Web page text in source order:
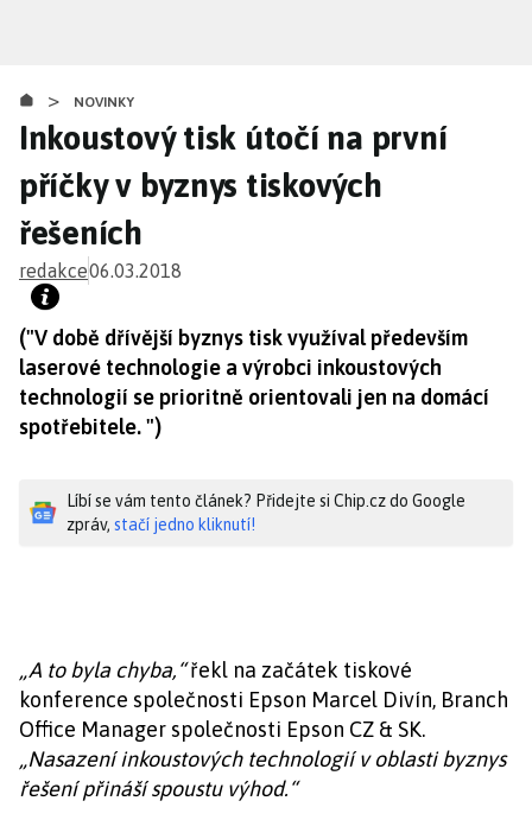
obsahu
> NOVINKY
Inkoustový tisk útočí na první
příčky v byznys tiskových
řešeních
redakce06.03.2018
("V době dřívější byznys tisk využíval především
laserové technologie a výrobci inkoustových
technologií se prioritně orientovali jen na domácí
spotřebitele. ")
Líbí se vám tento článek? Přidejte si Chip.cz do Google
zpráv, stačí jedno kliknutí!
„A to byla chyba,“řekl na začátek tiskové
konference společnosti Epson Marcel Divín, Branch
Office Manager společnosti Epson CZ & SK.
„Nasazení inkoustových technologií v oblasti byznys
řešení přináší spoustu výhod.“